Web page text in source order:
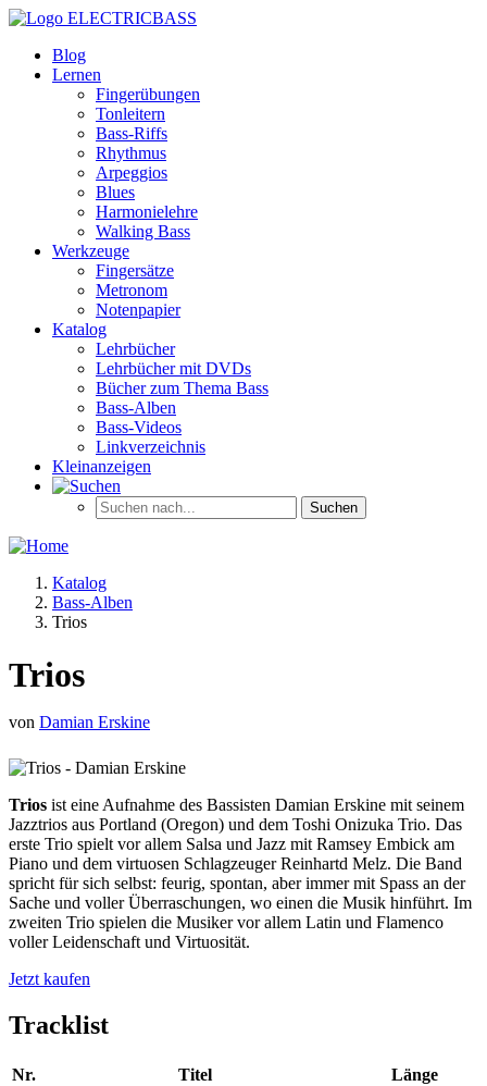
ELECTRICBASS
Blog
Lernen
Fingerübungen
Tonleitern
Bass-Riffs
Rhythmus
Arpeggios
Blues
Harmonielehre
Walking Bass
Werkzeuge
Fingersätze
Metronom
Notenpapier
Katalog
Lehrbücher
Lehrbücher mit DVDs
Bücher zum Thema Bass
Bass-Alben
Bass-Videos
Linkverzeichnis
Kleinanzeigen
Katalog
Bass-Alben
Trios
Trios
von Damian Erskine
Trios ist eine Aufnahme des Bassisten Damian Erskine mit seinem
Jazztrios aus Portland (Oregon) und dem Toshi Onizuka Trio. Das
erste Trio spielt vor allem Salsa und Jazz mit Ramsey Embick am
Piano und dem virtuosen Schlagzeuger Reinhartd Melz. Die Band
spricht für sich selbst: feurig, spontan, aber immer mit Spass an der
Sache und voller Überraschungen, wo einen die Musik hinführt. Im
zweiten Trio spielen die Musiker vor allem Latin und Flamenco
voller Leidenschaft und Virtuosität.
Jetzt kaufen
Tracklist
Nr. Titel
Länge